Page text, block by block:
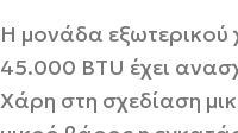
Η μονάδα εξωτερικού
45.000 BTU έχει
Χάρη στη σχεδίαση